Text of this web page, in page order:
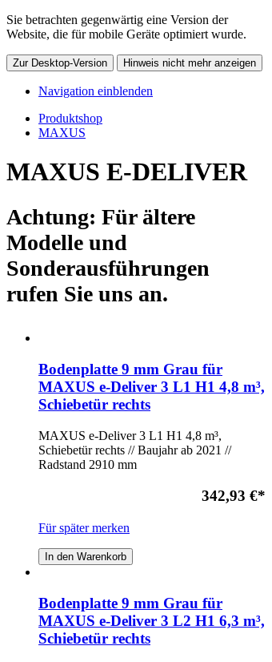
Sie betrachten gegenwärtig eine Version der
Website, die für mobile Geräte optimiert wurde.
Zur Desktop-Version Hinweis nicht mehr anzeigen
Navigation einblenden
Produktshop
MAXUS
MAXUS E-DELIVER
Achtung: Für ältere
Modelle und
Sonderausführungen
rufen Sie uns an.
Bodenplatte 9 mm Grau für
MAXUS e-Deliver 3 L1 H1 4,8 m³,
Schiebetür rechts
MAXUS e-Deliver 3 L1 H1 4,8 m³,
Schiebetür rechts // Baujahr ab 2021 //
Radstand 2910 mm
342,93 €*
Für später merken
In den Warenkorb
Bodenplatte 9 mm Grau für
MAXUS e-Deliver 3 L2 H1 6,3 m³,
Schiebetür rechts